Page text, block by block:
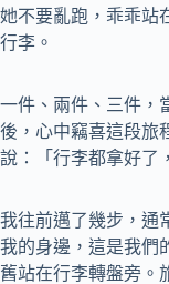
她不要亂跑，乖乖站
行李。
一件、兩件、三件，
後，心中竊喜這段旅
說：「行李都拿好了
我往前邁了幾步，通
我的身邊，這是我們
舊站在行李轉盤旁。